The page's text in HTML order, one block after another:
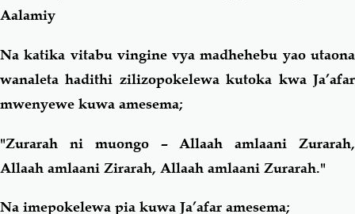
Aalamiy
Na katika vitabu vingine vya madhehebu yao utaona
wanaleta hadithi zilizopokelewa kutoka kwa Ja’afar
mwenyewe kuwa amesema;
"Zurarah ni muongo – Allaah amlaani Zurarah,
Allaah amlaani Zirarah, Allaah amlaani Zurarah."
Na imepokelewa pia kuwa Ja’afar amesema;